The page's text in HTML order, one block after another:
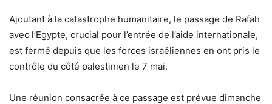
Ajoutant à la catastrophe humanitaire, le passage de Rafah
avec l’Egypte, crucial pour l’entrée de l’aide internationale,
est fermé depuis que les forces israéliennes en ont pris le
contrôle du côté palestinien le 7 mai.
Une réunion consacrée à ce passage est prévue dimanche